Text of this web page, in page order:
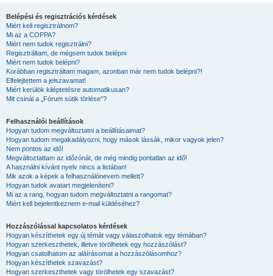
Belépési és regisztrációs kérdések
Miért kell regisztrálnom?
Mi az a COPPA?
Miért nem tudok regisztrálni?
Regisztráltam, de mégsem tudok belépni
Miért nem tudok belépni?
Korábban regisztráltam magam, azonban már nem tudok belépni?!
Elfelejtettem a jelszavamat!
Miért kerülök kiléptetésre automatikusan?
Mit csinál a „Fórum sütik törlése”?
Felhasználói beállítások
Hogyan tudom megváltoztatni a beállításaimat?
Hogyan tudom megakadályozni, hogy mások lássák, mikor vagyok jelen?
Nem pontos az idő!
Megváltoztattam az időzónát, de még mindig pontatlan az idő!
A használni kívánt nyelv nincs a listában!
Mik azok a képek a felhasználónevem mellett?
Hogyan tudok avatart megjeleníteni?
Mi az a rang, hogyan tudom megváltoztatni a rangomat?
Miért kell bejelentkeznem e-mail küldéséhez?
Hozzászólással kapcsolatos kérdések
Hogyan készíthetek egy új témát vagy válaszolhatok egy témában?
Hogyan szerkeszthetek, illetve törölhetek egy hozzászólást?
Hogyan csatolhatom az aláírásomat a hozzászólásomhoz?
Hogyan készíthetek szavazást?
Hogyan szerkeszthetek vagy törölhetek egy szavazást?